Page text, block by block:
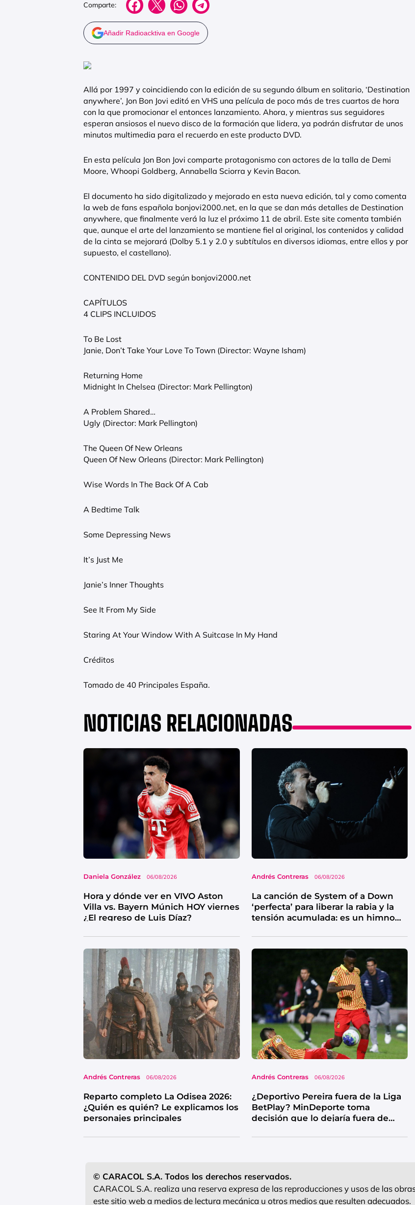
Comparte:
Añadir Radioacktiva en Google
Allá por 1997 y coincidiendo con la edición de su segundo álbum en solitario, ‘Destination
anywhere’, Jon Bon Jovi editó en VHS una película de poco más de tres cuartos de hora
con la que promocionar el entonces lanzamiento. Ahora, y mientras sus seguidores
esperan ansiosos el nuevo disco de la formación que lidera, ya podrán disfrutar de unos
minutos multimedia para el recuerdo en este producto DVD.
En esta película Jon Bon Jovi comparte protagonismo con actores de la talla de Demi
Moore, Whoopi Goldberg, Annabella Sciorra y Kevin Bacon.
El documento ha sido digitalizado y mejorado en esta nueva edición, tal y como comenta
la web de fans española bonjovi2000.net, en la que se dan más detalles de Destination
anywhere, que finalmente verá la luz el próximo 11 de abril. Este site comenta también
que, aunque el arte del lanzamiento se mantiene fiel al original, los contenidos y calidad
de la cinta se mejorará (Dolby 5.1 y 2.0 y subtítulos en diversos idiomas, entre ellos y por
supuesto, el castellano).
CONTENIDO DEL DVD según bonjovi2000.net
CAPÍTULOS
4 CLIPS INCLUIDOS
To Be Lost
Janie, Don’t Take Your Love To Town (Director: Wayne Isham)
Returning Home
Midnight In Chelsea (Director: Mark Pellington)
A Problem Shared…
Ugly (Director: Mark Pellington)
The Queen Of New Orleans
Queen Of New Orleans (Director: Mark Pellington)
Wise Words In The Back Of A Cab
A Bedtime Talk
Some Depressing News
It’s Just Me
Janie’s Inner Thoughts
See It From My Side
Staring At Your Window With A Suitcase In My Hand
Créditos
Tomado de 40 Principales España.
NOTICIAS RELACIONADAS
Daniela González 06/08/2026
Hora y dónde ver en VIVO Aston
Villa vs. Bayern Múnich HOY viernes
¿El regreso de Luis Díaz?
Andrés Contreras 06/08/2026
La canción de System of a Down
‘perfecta’ para liberar la rabia y la
tensión acumulada: es un himno
Andrés Contreras 06/08/2026
Reparto completo La Odisea 2026:
¿Quién es quién? Le explicamos los
personajes principales
Andrés Contreras 06/08/2026
¿Deportivo Pereira fuera de la Liga
BetPlay? MinDeporte toma
decisión que lo dejaría fuera de
© CARACOL S.A. Todos los derechos reservados.
CARACOL S.A. realiza una reserva expresa de las reproducciones y usos de las
este sitio web a medios de lectura mecánica u otros medios que resulten adecuados.